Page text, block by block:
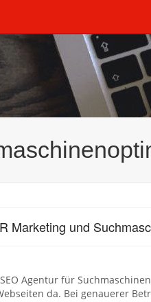
Marketing und
SEO Agentur für
da. Bei genauerer